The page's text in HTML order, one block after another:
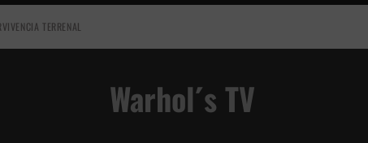
TERRENAL
Warhol´s TV